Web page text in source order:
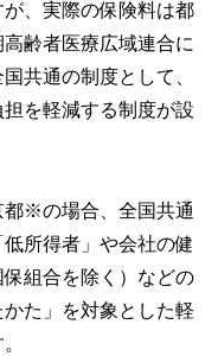
、実際の保険料は都
齢者医療広域連合に
共通の制度として、
を軽減する制度が設
※の場合、全国共通
所得者」や会社の健
組合を除く）などの
かた」を対象とした軽